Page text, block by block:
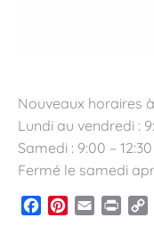
Nouveaux horaires
Lundi au vendredi :
Samedi : 9:00 – 12:30
Fermé le samedi
Facebook
Pinterest
Email Print